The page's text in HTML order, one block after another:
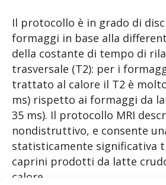
Il protocollo è in grado di
formaggi in base alla
della costante di tempo di
trasversale (T2): per i
trattato al calore il T2 è
ms) rispetto ai formaggi da
35 ms). Il protocollo MRI
nondistruttivo, e consente
statisticamente significativa
caprini prodotti da latte
calore.